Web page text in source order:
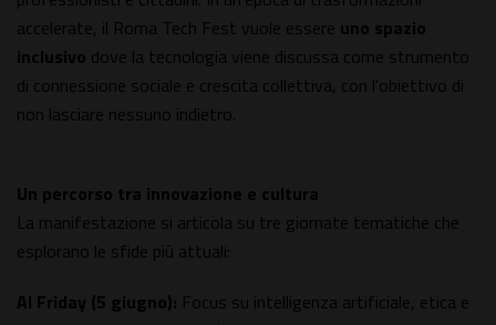
accelerate, il Roma Tech Fest vuole essere uno spazio
inclusivo dove la tecnologia viene discussa come strumento
di connessione sociale e crescita collettiva, con l'obiettivo di
non lasciare nessuno indietro.
Un percorso tra innovazione e cultura
La manifestazione si articola su tre giornate tematiche che
esplorano le sfide più attuali:
AI Friday (5 giugno): Focus su intelligenza artificiale, etica e